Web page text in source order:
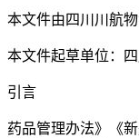
本文件由四川川航
本文件起草单位：
引言
药品管理办法》《